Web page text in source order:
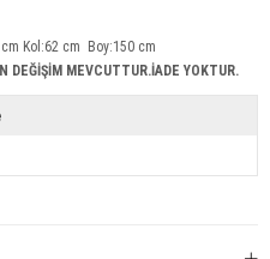
Kol:62 cm Boy:150 cm
DEĞİŞİM MEVCUTTUR.İADE YOKTUR.